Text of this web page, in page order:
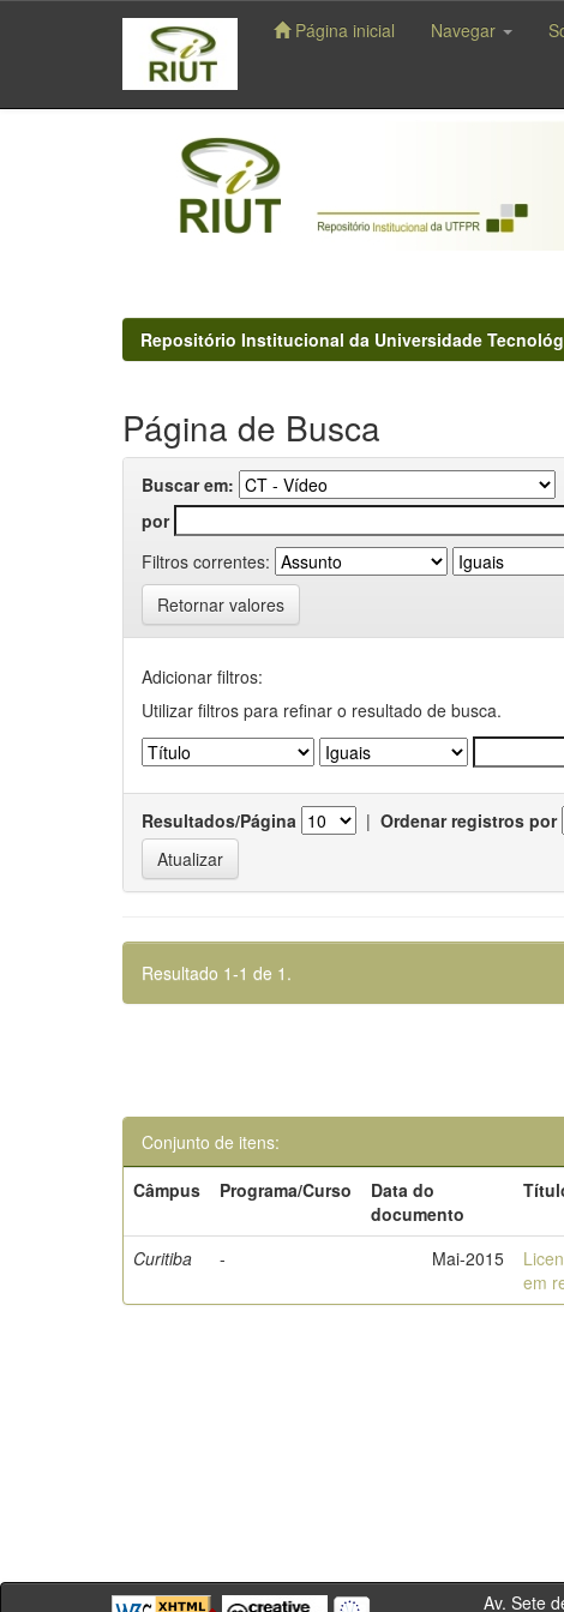
navigation
Página inicial Navegar
Repositório Institucional da Universidade
Página de Busca
Buscar em:
por
Filtros correntes:
Retornar valores
Adicionar filtros:
Utilizar filtros para refinar o resultado de busca.
Resultados/Página | Ordenar registros por
Resultado 1-1 de 1.
Conjunto de itens:
Câmpus
Programa/Curso
Data do
documento
Curitiba - Mai-2015
em
Av. Sete de